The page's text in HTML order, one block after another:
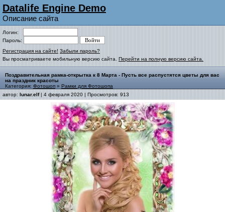
Datalife Engine Demo
Описание сайта
Логин:
Пароль:
Регистрация на сайте! Забыли пароль?
Вы просматриваете мобильную версию сайта. Перейти на полную версию сайта.
Поздравительная рамка-открытка к 8 Марта - Пусть все распустятся цветы для вас
на праздник красоты
Категория: Фотошоп » Рамки для Фотошопа
автор: lunar.elf| 4 февраля 2020 | Просмотров: 913